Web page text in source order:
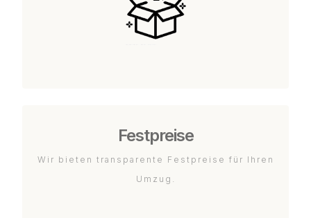
Festpreise
Wir bieten transparente Festpreise für Ihren
Umzug.